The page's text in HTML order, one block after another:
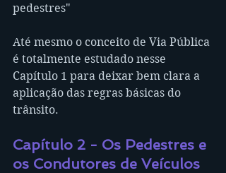
pedestres"
Até mesmo o conceito de Via Pública
é totalmente estudado nesse
Capítulo 1 para deixar bem clara a
aplicação das regras básicas do
trânsito.
Capítulo 2 - Os Pedestres e
os Condutores de Veículos